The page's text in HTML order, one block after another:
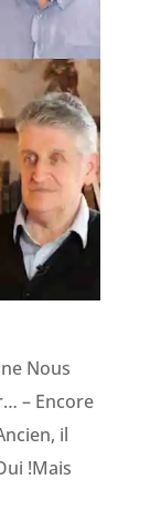
Nous
– Encore
il
!Mais